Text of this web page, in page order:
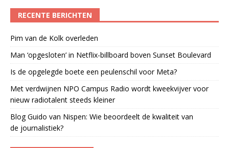
RECENTE BERICHTEN
Pim van de Kolk overleden
Man ‘opgesloten’ in Netflix-billboard boven Sunset Boulevard
Is de opgelegde boete een peulenschil voor Meta?
Met verdwijnen NPO Campus Radio wordt kweekvijver voor
nieuw radiotalent steeds kleiner
Blog Guido van Nispen: Wie beoordeelt de kwaliteit van
de journalistiek?